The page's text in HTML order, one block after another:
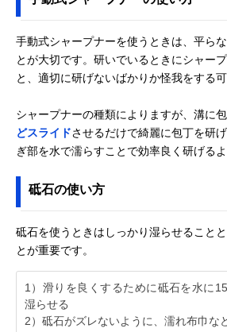
手動式シャープナーを使うときは、平ら
とが大切です。研いでいるときにシャー
と、適切に研げないばかりか怪我をする可
シャープナーの種類によりますが、溝に
どスライドさせるだけで綺麗に包丁を研
ぎ部を水で濡らすことで効率良く研げるよ
砥石の使い方
砥石を使うときはしっかり湿らせること
とが重要です。
1）滑りを良くするために砥石を水に
湿らせる
2）砥石がズレないように、濡れ布巾な